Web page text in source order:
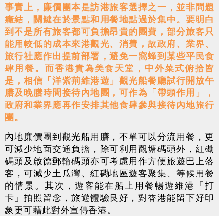
事實上，廉價團本是訪港旅客選擇之一，並非問題
癥結，關鍵在於景點和用餐地點過於集中。要明白
到不是所有旅客都可負擔昂貴的團費，部分旅客只
能用較低的成本來港觀光、消費，故政府、業界、
旅行社應作出提前部署，避免一窩蜂到某些平民食
肆用餐。而香港貴為美食天堂，中外菜式俯拾皆
是，相信「洋紫荊維港遊」觀光船餐廳試行開放午
膳及晚膳時間接待內地團，可作為「帶頭作用」，
政府和業界應再作安排其他食肆參與接待內地旅行
團。
內地廉價團到觀光船用膳，不單可以分流用餐，更
可減少地面交通負擔，除可利用觀塘碼頭外，紅磡
碼頭及啟德郵輪碼頭亦可考慮用作方便旅遊巴上落
客，可減少土瓜灣、紅磡地區遊客聚集、等候用餐
的情景。其次，遊客能在船上用餐暢遊維港「打
卡」拍照留念，旅遊體驗良好，對香港能留下好印
象更可藉此對外宣傳香港。